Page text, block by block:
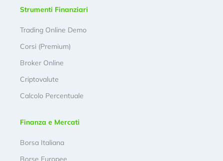
Strumenti Finanziari
Trading Online Demo
Corsi (Premium)
Broker Online
Criptovalute
Calcolo Percentuale
Finanza e Mercati
Borsa Italiana
Borse Europee